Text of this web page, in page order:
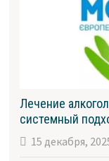
Лечение
системный
15 декабря,